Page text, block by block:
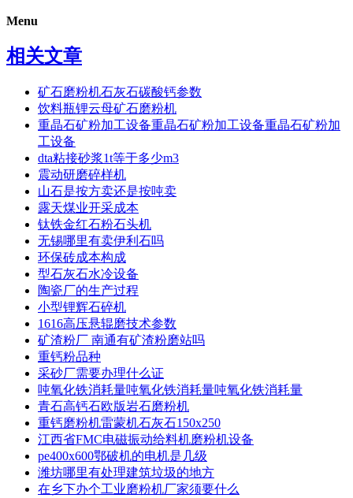
Menu
相关文章
矿石磨粉机石灰石碳酸钙参数
饮料瓶锂云母矿石磨粉机
重晶石矿粉加工设备重晶石矿粉加工设备重晶石矿粉加
工设备
dta粘接砂浆1t等于多少m3
震动研磨碎样机
山石是按方卖还是按吨卖
露天煤业开采成本
钛铁金红石粉石头机
无锡哪里有卖伊利石吗
环保砖成本构成
型石灰石水冷设备
陶瓷厂的生产过程
小型锂辉石碎机
1616高压悬辊磨技术参数
矿渣粉厂 南通有矿渣粉磨站吗
重钙粉品种
采砂厂需要办理什么证
吨氧化铁消耗量吨氧化铁消耗量吨氧化铁消耗量
青石高钙石欧版岩石磨粉机
重钙磨粉机雷蒙机石灰石150x250
江西省FMC电磁振动给料机磨粉机设备
pe400x600鄂破机的电机是几级
潍坊哪里有处理建筑垃圾的地方
在乡下办个工业磨粉机厂家须要什么